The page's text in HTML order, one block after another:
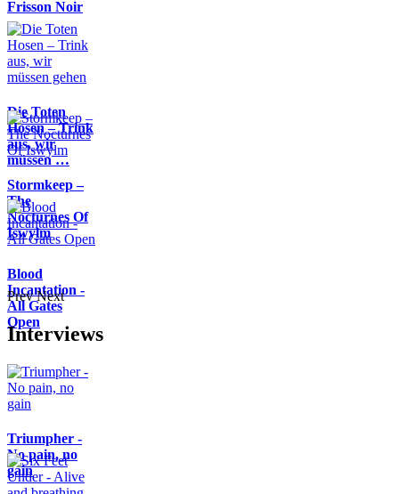
Frisson Noir
Die Toten
Hosen – Trink
aus, wir
müssen …
Stormkeep –
The
Nocturnes Of
Iswylm
Blood
Incantation -
All Gates
Open
Prev Next
Interviews
Triumpher -
No pain, no
gain